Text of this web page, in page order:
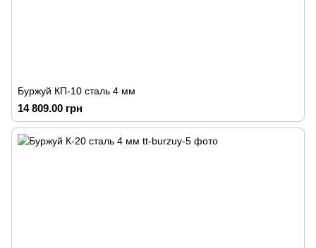
Буржуй КП-10 сталь 4 мм
14 809.00 грн